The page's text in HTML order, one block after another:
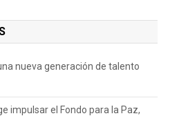
nueva generación de talento
impulsar el Fondo para la Paz,